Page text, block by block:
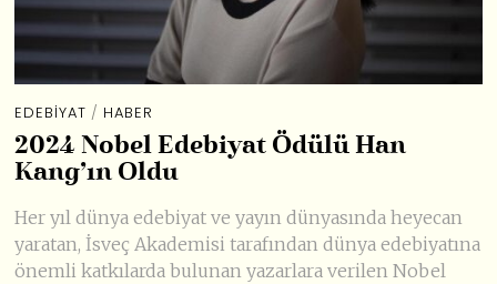
EDEBIYAT / HABER
2024 Nobel Edebiyat Ödülü Han
Kang’ın Oldu
Her yıl dünya edebiyat ve yayın dünyasında heyecan
yaratan, İsveç Akademisi tarafından dünya edebiyatına
önemli katkılarda bulunan yazarlara verilen Nobel